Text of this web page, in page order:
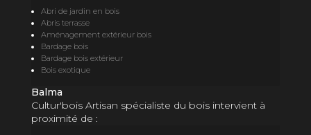
Abri de jardin en bois
Abris terrasse
Aménagement extérieur bois
Bardage bois
Bardage bois extérieur
Bois exotique
Balma
Cultur'bois Artisan spécialiste du bois intervient à
proximité de :